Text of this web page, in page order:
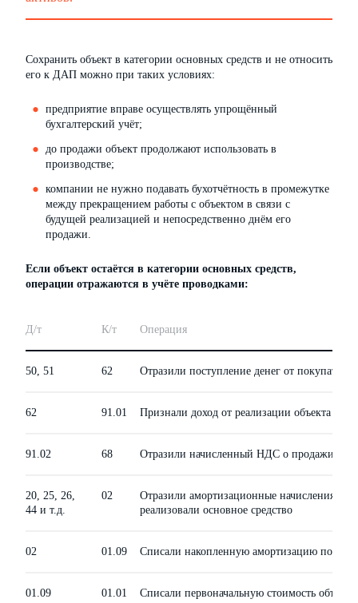
Сохранить объект в категории основных средств и не относить
его к ДАП можно при таких условиях:
предприятие вправе осуществлять упрощённый
бухгалтерский учёт;
до продажи объект продолжают использовать в
производстве;
компании не нужно подавать бухотчётность в промежутке
между прекращением работы с объектом в связи с
будущей реализацией и непосредственно днём его
продажи.
Если объект остаётся в категории основных средств,
операции отражаются в учёте проводками:
Д/т К/т Операция
50, 51 62 Отразили поступление денег от покупателя
62 91.01 Признали доход от реализации объекта
91.02 68 Отразили начисленный НДС о продажи
20, 25, 26,
44 и т.д.
02
Отразили амортизационные начисления за
реализовали основное средство
02 01.09 Списали накопленную амортизацию по
01.09 01.01 Списали первоначальную стоимость объекта